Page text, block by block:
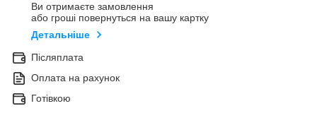
Ви отримаєте замовлення
або гроші повернуться на вашу картку
Детальніше
Післяплата
Оплата на рахунок
Готівкою